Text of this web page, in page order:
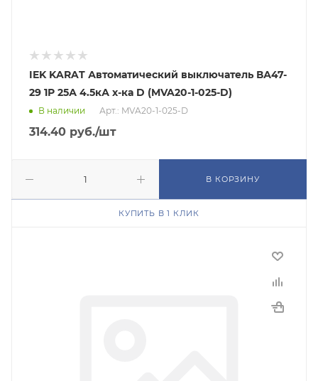
IEK KARAT Автоматический выключатель ВА47-
29 1Р 25А 4.5кА х-ка D (MVA20-1-025-D)
В наличии Арт.: MVA20-1-025-D
314.40 руб./шт
В КОРЗИНУ
КУПИТЬ В 1 КЛИК